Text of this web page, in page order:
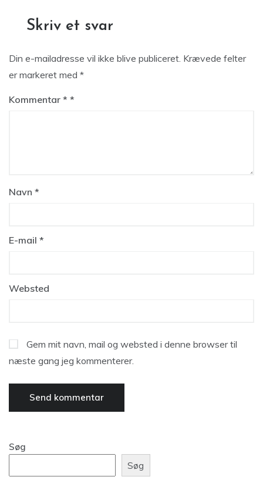
Skriv et svar
Din e-mailadresse vil ikke blive publiceret. Krævede felter
er markeret med *
Kommentar *
Navn *
E-mail *
Websted
Gem mit navn, mail og websted i denne browser til
næste gang jeg kommenterer.
Søg
Søg